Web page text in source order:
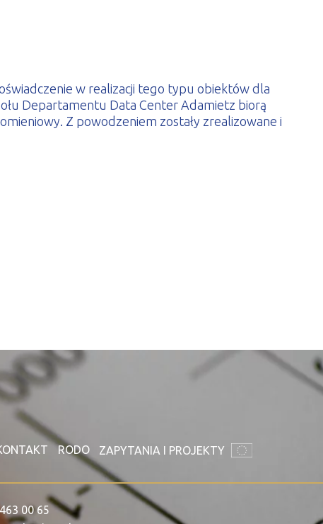
w realizacji tego typu obiektów dla
Departamentu Data Center Adamietz biorą
Z powodzeniem zostały zrealizowane i
RODO ZAPYTANIA I PROJEKTY
00 65